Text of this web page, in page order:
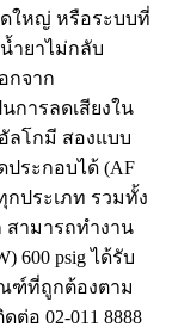
ดใหญ่ หรือระบบที่
ำยาไม่กลับ
กจาก
การลดเสียงใน
ลโกมี สองแบบ
ประกอบได้ (AF
กประเภท รวมทั้ง
สามารถทำงาน
600 psig ได้รับ
ณฑ์ที่ถูกต้องตาม
อ 02-011 8888